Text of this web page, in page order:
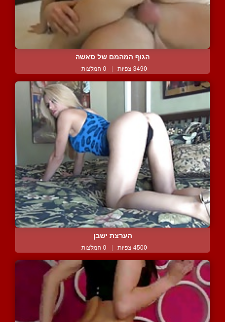
הגוף המהמם של סאשה
3490 צפיות | 0 המלצות
הערצת ישבן
4500 צפיות | 0 המלצות